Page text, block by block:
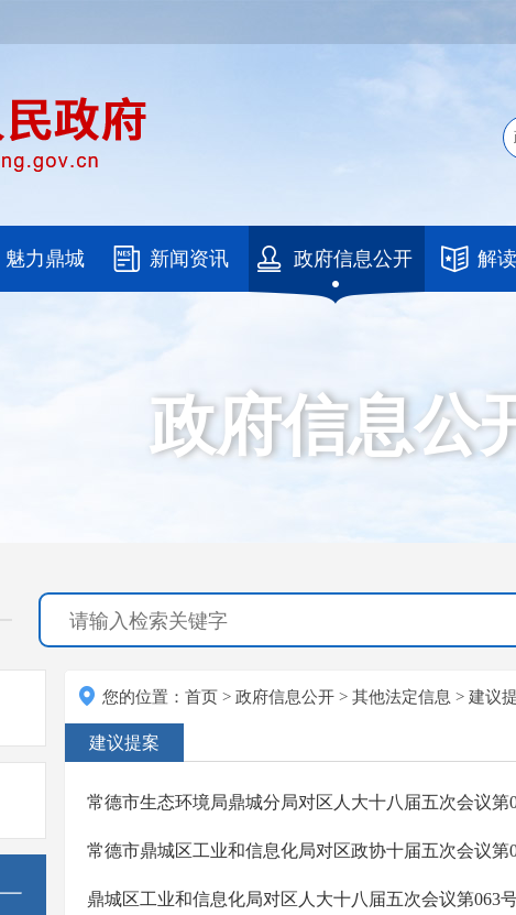
魅力鼎城 新闻资讯 政府信息公开 解
政府信息公
您的位置： 首页 > 政府信息公开 > 其他法定信息 > 建议
建议提案
常德市生态环境局鼎城分局对区人大十八届五次会议第
常德市鼎城区工业和信息化局对区政协十届五次会议第
鼎城区工业和信息化局对区人大十八届五次会议第063